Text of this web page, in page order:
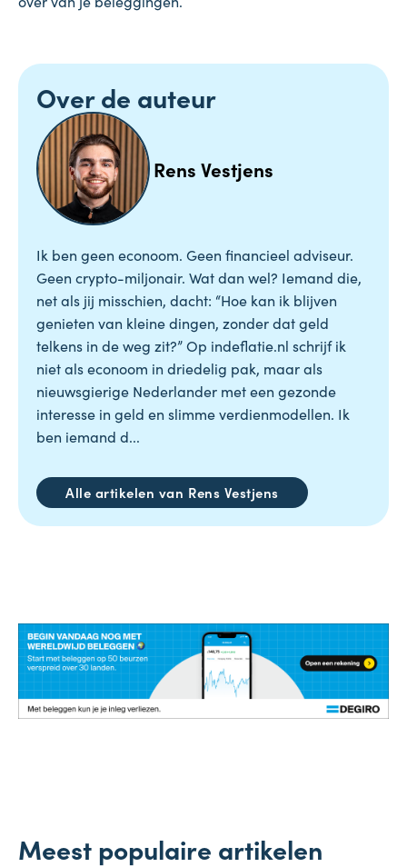
Over de auteur
Rens Vestjens
Ik ben geen econoom. Geen financieel adviseur.
Geen crypto-miljonair. Wat dan wel? Iemand die,
net als jij misschien, dacht: “Hoe kan ik blijven
genieten van kleine dingen, zonder dat geld
telkens in de weg zit?” Op indeflatie.nl schrijf ik
niet als econoom in driedelig pak, maar als
nieuwsgierige Nederlander met een gezonde
interesse in geld en slimme verdienmodellen. Ik
ben iemand d...
Alle artikelen van Rens Vestjens
Meest populaire artikelen